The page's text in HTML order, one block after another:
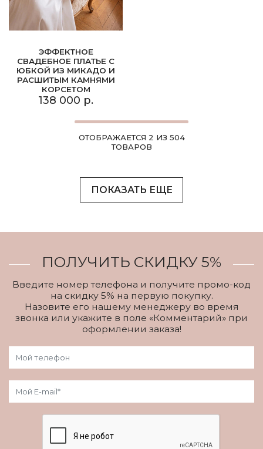
ЭФФЕКТНОЕ
СВАДЕБНОЕ ПЛАТЬЕ С
ЮБКОЙ ИЗ МИКАДО И
РАСШИТЫМ КАМНЯМИ
КОРСЕТОМ
138 000 р.
ОТОБРАЖАЕТСЯ 2 ИЗ 504
ТОВАРОВ
ПОКАЗАТЬ ЕЩЕ
ПОЛУЧИТЬ СКИДКУ 5%
Введите номер телефона и получите промо-код
на скидку 5% на первую покупку.
Назовите его нашему менеджеру во время
звонка или укажите в поле «Комментарий» при
оформлении заказа!